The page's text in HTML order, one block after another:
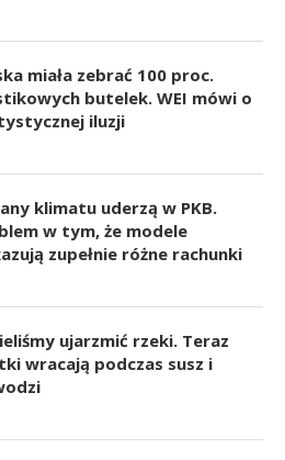
miała zebrać 100 proc.
butelek. WEI mówi o
iluzji
klimatu uderzą w PKB.
w tym, że modele
zupełnie różne rachunki
ujarzmić rzeki. Teraz
wracają podczas susz i